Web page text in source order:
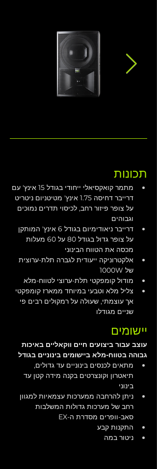
תכונות
מתמר קואקסיאלי ייחודי בגודל 15 אינץ' עם
דרייבר דחיסה 1.75 אינץ' מטיטניום ניטריט
על צופר פיזור רחב, לכיסוי תדרים נמוכים
וגבוהים
דרייבר ניאודימיום בגודל 6 אינץ' המותקן
על צופר גדול בגודל 80 על 60 מעלות
מכסה את הטווח הבינוני
אלקטרוניקה ייעודית לגברה תלת-ערוצית
של 1000W
מודול קומפקטי תלת-ערוצי לטווח-מלא
צליל מלא וטבעי במיוחד ממארז קומפקטי
אך עוצמתי, שעולה על רמקולים רבים פי
שניים מגודלו
יישומים
עוצב עבור ביצועים חיים ווקאליים באיכות
גבוהה בטווח-מלא ביישומים בינוניים בגודל
מתאים לכנסים בינוניים עד גדולים,
תיאטרון וקונצרטים בקנה מידה קטן עד
בינוני
ניתן להרחבה ממערכות עצמאיות למגוון
רחב של מערכות גדולות המשלבות
סאב-וופרים מסדרת ה-EX
התקנות קבע
ניטור במה